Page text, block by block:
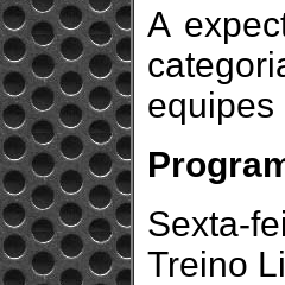
A
equipes
Sexta-
Treino